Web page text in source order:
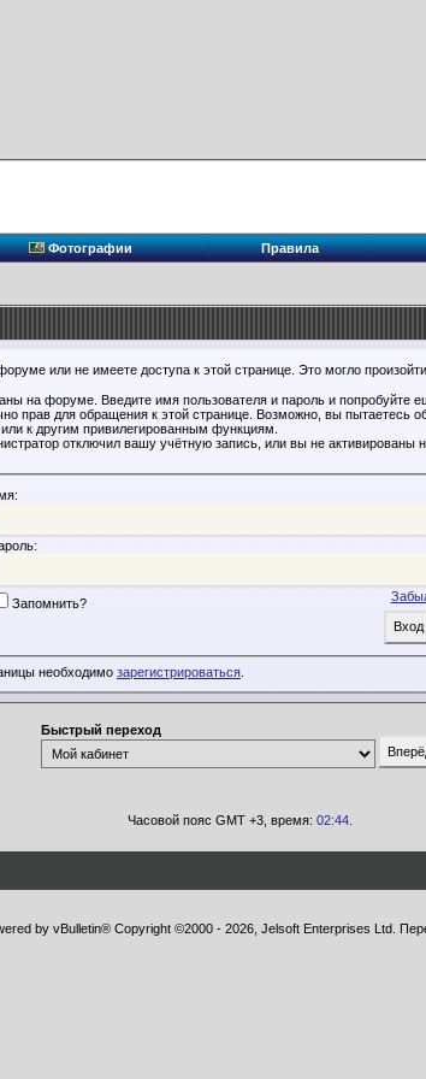
Фотографии Правила
или не имеете доступа к этой странице. Это могло
на форуме. Введите имя пользователя и пароль и попробуйте
прав для обращения к этой странице. Возможно, вы пытаетесь
к другим привилегированным функциям.
отключил вашу учётную запись, или вы не активированы
Запомнить?
необходимо зарегистрироваться
Быстрый переход
Часовой пояс GMT +3, время: 02:44.
by vBulletin® Copyright ©2000 - 2026, Jelsoft Enterprises Ltd.